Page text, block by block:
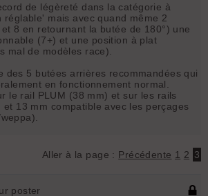
de légèreté dans la catégorie à
réglable' mais avec quand même 2
8 en retournant la butée de 180°) une
(7+) et une position à plat
mal de modèles race).
des 5 butées arrières recommandées qui
en fonctionnement normal.
le rail PLUM (38 mm) et sur les rails
et 13 mm compatible avec les perçages
Aller à la page : Précédente 1 2 3
poster